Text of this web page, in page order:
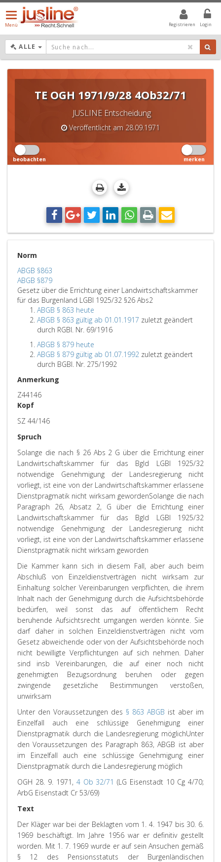
Registrieren Login
Menü
öffnen/schließen
Menü
ALLE DROPDOWN: GEWÄHLTER WERT IST ALLE
TE OGH 1971/9/28 4Ob32/71
JUSLINE Entscheidung
Veröffentlicht am 28.09.1971
beobachten merken
Norm
ABGB §863
ABGB §879
Gesetz über die Errichtung einer Landwirtschaftskammer
für das Burgenland LGBl 1925/32 §26 Abs2
ABGB § 863 heute
ABGB § 863 gültig ab 01.01.1917 zuletzt geändert
durch RGBl. Nr. 69/1916
ABGB § 879 heute
ABGB § 879 gültig ab 01.07.1992 zuletzt geändert
durch BGBl. Nr. 275/1992
Anmerkung
Z44146
Kopf
SZ 44/146
Spruch
Solange die nach § 26 Abs 2 G über die Errichtung einer
Landwirtschaftskammer für das Bgld LGBl 1925/32
notwendige Genehmigung der Landesregierung nicht
vorliegt, ist eine von der Landwirtschaftskammer erlassene
Dienstpragmatik nicht wirksam gewordenSolange die nach
Paragraph 26, Absatz 2, G über die Errichtung einer
Landwirtschaftskammer für das Bgld LGBl 1925/32
notwendige Genehmigung der Landesregierung nicht
vorliegt, ist eine von der Landwirtschaftskammer erlassene
Dienstpragmatik nicht wirksam geworden
Die Kammer kann sich in diesem Fall, aber auch beim
Abschluß von Einzeldienstverträgen nicht wirksam zur
Einhaltung solcher Vereinbarungen verpflichten, die ihrem
Inhalt nach der Genehmigung durch die Aufsichtsbehörde
bedürfen, weil sonst das auf öffentlichem Recht
beruhende Aufsichtsrecht umgangen werden könnte. Sie
darf daher in solchen Einzeldienstverträgen nicht vom
Gesetz abweichende oder von der Aufsichtsbehörde noch
nicht bewilligte Verpflichtungen auf sich nehmen. Daher
sind insb Vereinbarungen, die auf einer noch nicht
genehmigten Bezugsordnung beruhen oder gegen
zwingende gesetzliche Bestimmungen verstoßen,
unwirksam
Unter den Voraussetzungen des § 863 ABGB ist aber im
Einzelfall auch eine schlüssige Genehmigung einer
Dienstpragmatik durch die Landesregierung möglichUnter
den Voraussetzungen des Paragraph 863, ABGB ist aber
im Einzelfall auch eine schlüssige Genehmigung einer
Dienstpragmatik durch die Landesregierung möglich
OGH 28. 9. 1971, 4 Ob 32/71 (LG Eisenstadt 10 Cg 4/70;
ArbG Eisenstadt Cr 53/69)
Text
Der Kläger war bei der Beklagten vom 1. 4. 1947 bis 30. 6.
1969 beschäftigt. Im Jahre 1956 war er definitiv gestellt
worden. Mit 1. 7. 1969 wurde er auf sein Ansuchen gemäß
§ 12 des Pensionsstatuts der Burgenländischen